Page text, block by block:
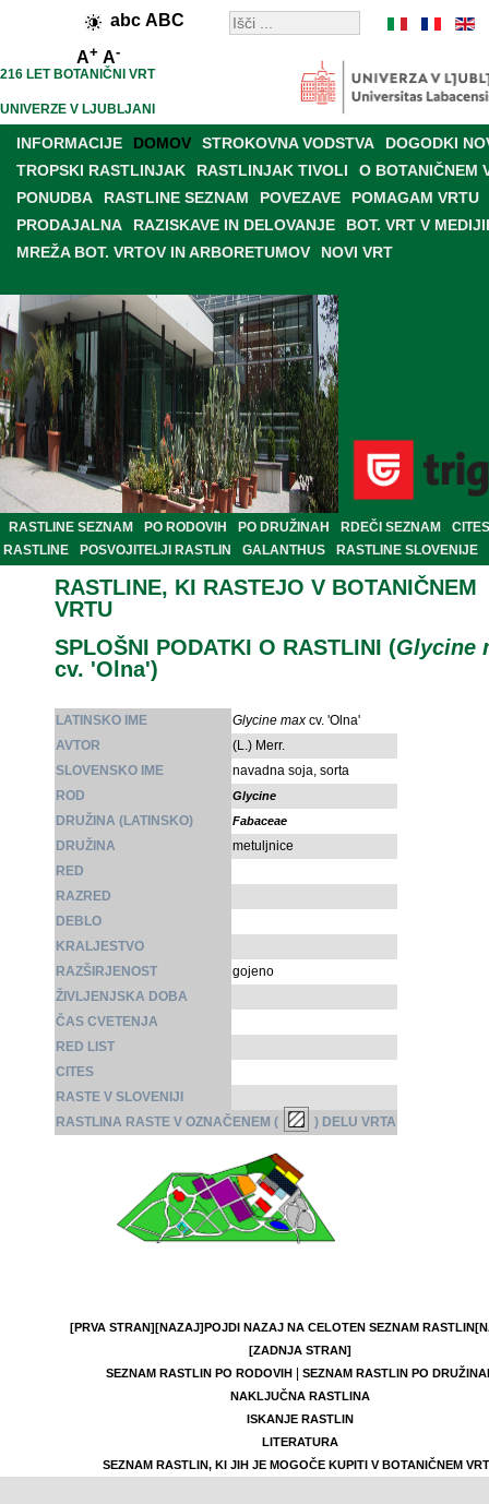
abc ABC
A+ A-
216 LET BOTANIČNI VRT
UNIVERZE V LJUBLJANI
INFORMACIJE DOMOV STROKOVNA VODSTVA
DOGODKI
TROPSKI RASTLINJAK
RASTLINJAK TIVOLI
O BOTANIČNEM
PONUDBA
RASTLINE SEZNAM POVEZAVE
POMAGAM VRTU
PRODAJALNA
RAZISKAVE IN DELOVANJE
BOT. VRT V
MREŽA BOT. VRTOV IN ARBORETUMOV
NOVI VRT
RASTLINE SEZNAM PO RODOVIH PO DRUŽINAH RDEČI SEZNAM
CITES
RASTLINE
POSVOJITELJI RASTLIN GALANTHUS RASTLINE SLOVENIJE
RASTLINE, KI RASTEJO V BOTANIČNEM
VRTU
SPLOŠNI PODATKI O RASTLINI (Glycine
cv. 'Olna')
LATINSKO IME Glycine max cv. 'Olna'
AVTOR
(L.) Merr.
SLOVENSKO IME
navadna soja, sorta
ROD
Glycine
DRUŽINA (LATINSKO) Fabaceae
DRUŽINA
metuljnice
RED
RAZRED
DEBLO
KRALJESTVO
RAZŠIRJENOST
gojeno
ŽIVLJENJSKA DOBA
ČAS CVETENJA
RED LIST
CITES
RASTE V SLOVENIJI
RASTLINA RASTE V OZNAČENEM (
) DELU VRTA
[PRVA STRAN][NAZAJ]POJDI NAZAJ NA CELOTEN SEZNAM RASTLIN
[ZADNJA STRAN]
SEZNAM RASTLIN PO RODOVIH|
SEZNAM RASTLIN PO
NAKLJUČNA RASTLINA
ISKANJE RASTLIN
LITERATURA
SEZNAM RASTLIN, KI JIH JE MOGOČE KUPITI V BOTANIČNEM